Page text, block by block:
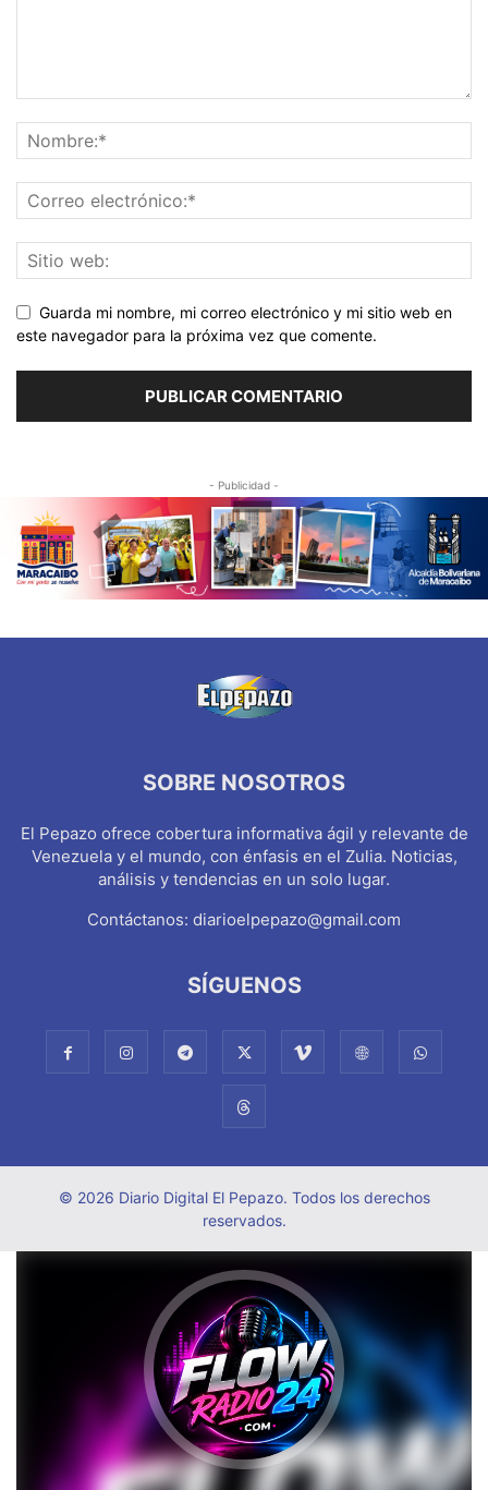
Guarda mi nombre, mi correo electrónico y mi sitio web en
este navegador para la próxima vez que comente.
- Publicidad -
SOBRE NOSOTROS
El Pepazo ofrece cobertura informativa ágil y relevante de
Venezuela y el mundo, con énfasis en el Zulia. Noticias,
análisis y tendencias en un solo lugar.
Contáctanos: diarioelpepazo@gmail.com
SÍGUENOS
© 2026 Diario Digital El Pepazo. Todos los derechos
reservados.